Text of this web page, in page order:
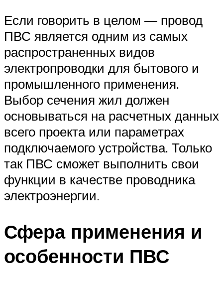
Если говорить в целом — провод
ПВС является одним из самых
распространенных видов
электропроводки для бытового и
промышленного применения.
Выбор сечения жил должен
основываться на расчетных данных
всего проекта или параметрах
подключаемого устройства. Только
так ПВС сможет выполнить свои
функции в качестве проводника
электроэнергии.
Сфера применения и
особенности ПВС